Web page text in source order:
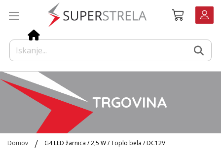
Košarica
TRGOVINA
Domov G4 LED žarnica / 2,5 W / Toplo bela / DC12V